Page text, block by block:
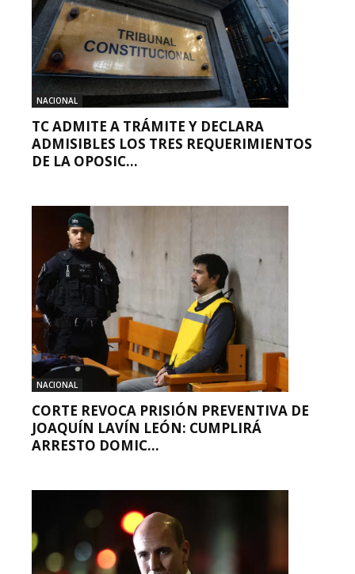
NACIONAL
TC ADMITE A TRÁMITE Y DECLARA
ADMISIBLES LOS TRES REQUERIMIENTOS
DE LA OPOSIC...
NACIONAL
CORTE REVOCA PRISIÓN PREVENTIVA DE
JOAQUÍN LAVÍN LEÓN: CUMPLIRÁ
ARRESTO DOMIC...